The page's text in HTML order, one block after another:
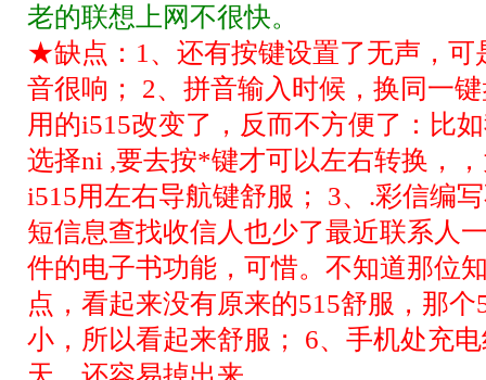
老的联想上网不很快。
★缺点：1、还有按键设置了无声，可
音很响； 2、拼音输入时候，换同一
用的i515改变了，反而不方便了：比
选择ni ,要去按*键才可以左右转换，
i515用左右导航键舒服； 3、.彩信编
短信息查找收信人也少了最近联系人
件的电子书功能，可惜。不知道那位
点，看起来没有原来的515舒服，那
小，所以看起来舒服； 6、手机处充